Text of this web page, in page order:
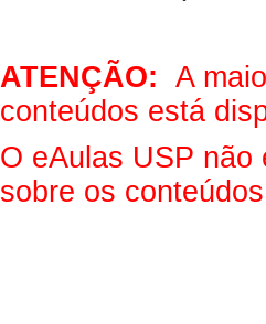
ATENÇÃO: A
conteúdos está
O eAulas USP
sobre os